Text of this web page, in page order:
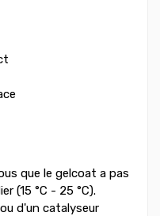
que le gelcoat a pas
(15 °C - 25 °C).
d'un catalyseur